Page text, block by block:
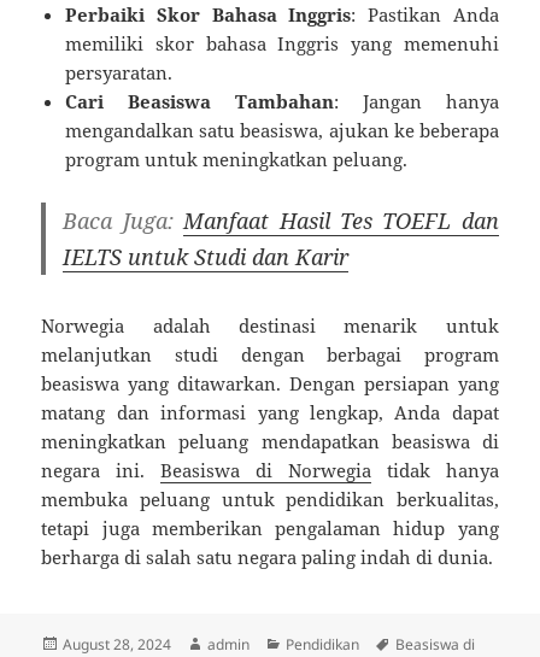
Perbaiki Skor Bahasa Inggris: Pastikan Anda
memiliki skor bahasa Inggris yang memenuhi
persyaratan.
Cari Beasiswa Tambahan: Jangan hanya
mengandalkan satu beasiswa, ajukan ke beberapa
program untuk meningkatkan peluang.
Baca Juga:Manfaat Hasil Tes TOEFL dan
IELTS untuk Studi dan Karir
Norwegia adalah destinasi menarik untuk
melanjutkan studi dengan berbagai program
beasiswa yang ditawarkan. Dengan persiapan yang
matang dan informasi yang lengkap, Anda dapat
meningkatkan peluang mendapatkan beasiswa di
negara ini.Beasiswa di Norwegiatidak hanya
membuka peluang untuk pendidikan berkualitas,
tetapi juga memberikan pengalaman hidup yang
berharga di salah satu negara paling indah di dunia.
Posted
August 28, 2024 Author
admin Categories
Pendidikan Tags
Beasiswa di